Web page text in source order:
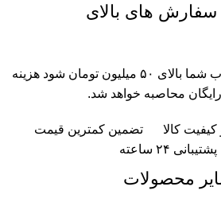
سفارش های بالای
چنان چه جمع صورت حساب شما بالای ۵۰ میلیون تومان شود هزینه
محاصبه خواهد شد.
کالا
تضمین کمترین قیمت
پشتیبانی ۲۴ ساعته
محصولات